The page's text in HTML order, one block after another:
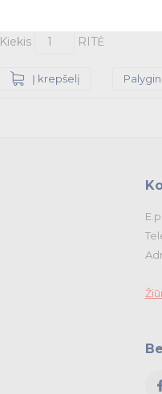
Kiekis RITĖ
Į krepšelį